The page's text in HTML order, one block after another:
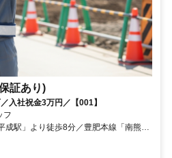
証あり)
入社祝金3万円／【001】
フ
成駅」より徒歩8分／豊肥本線「南熊本
軍線「河原町駅」より車で8分